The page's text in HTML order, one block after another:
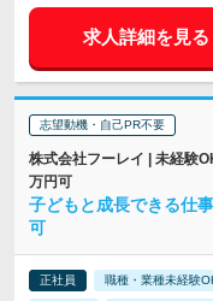
求人詳細を見る
志望動機・自己PR不要
株式会社フーレイ | 未経験
万円可
子どもと成長できる仕
可
正社員 職種・業種未経験